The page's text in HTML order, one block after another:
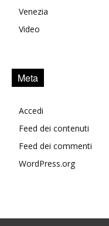
Venezia
Video
Meta
Accedi
Feed dei contenuti
Feed dei commenti
WordPress.org